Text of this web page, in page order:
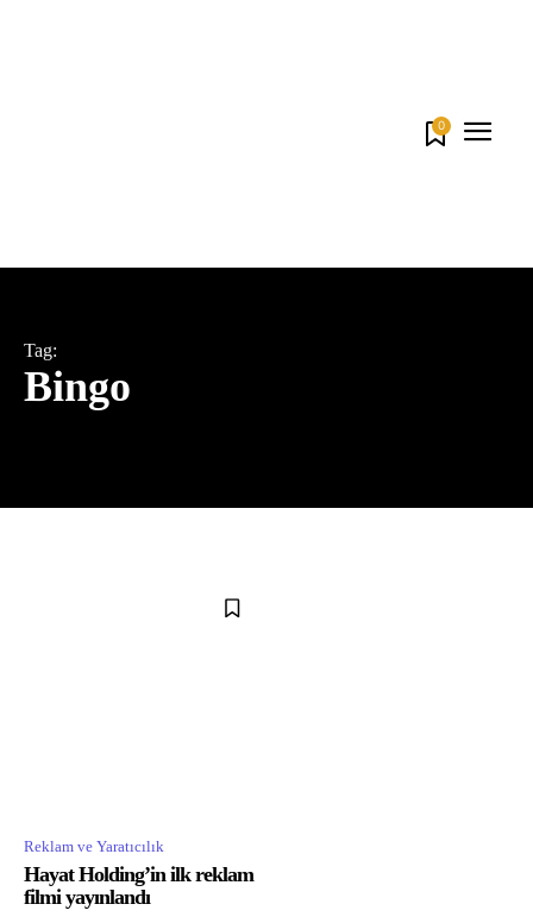
0
Tag:
Bingo
Reklam ve Yaratıcılık
Hayat Holding’in ilk reklam
filmi yayınlandı